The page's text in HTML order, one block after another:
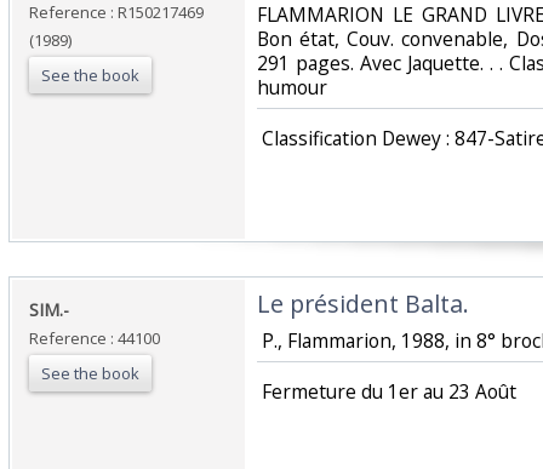
Reference : R150217469
(1989)
See the book
‎FLAMMARION LE GRAND
Bon état, Couv. convenable,
291 pages. Avec Jaquette. . .
humour‎
Classification Dewey : 847-
‎SIM.-‎
Reference : 44100
See the book
‎Le président Balta.‎
P., Flammarion, 1988, in 8°
‎ Fermeture du 1er au 23 Août‎